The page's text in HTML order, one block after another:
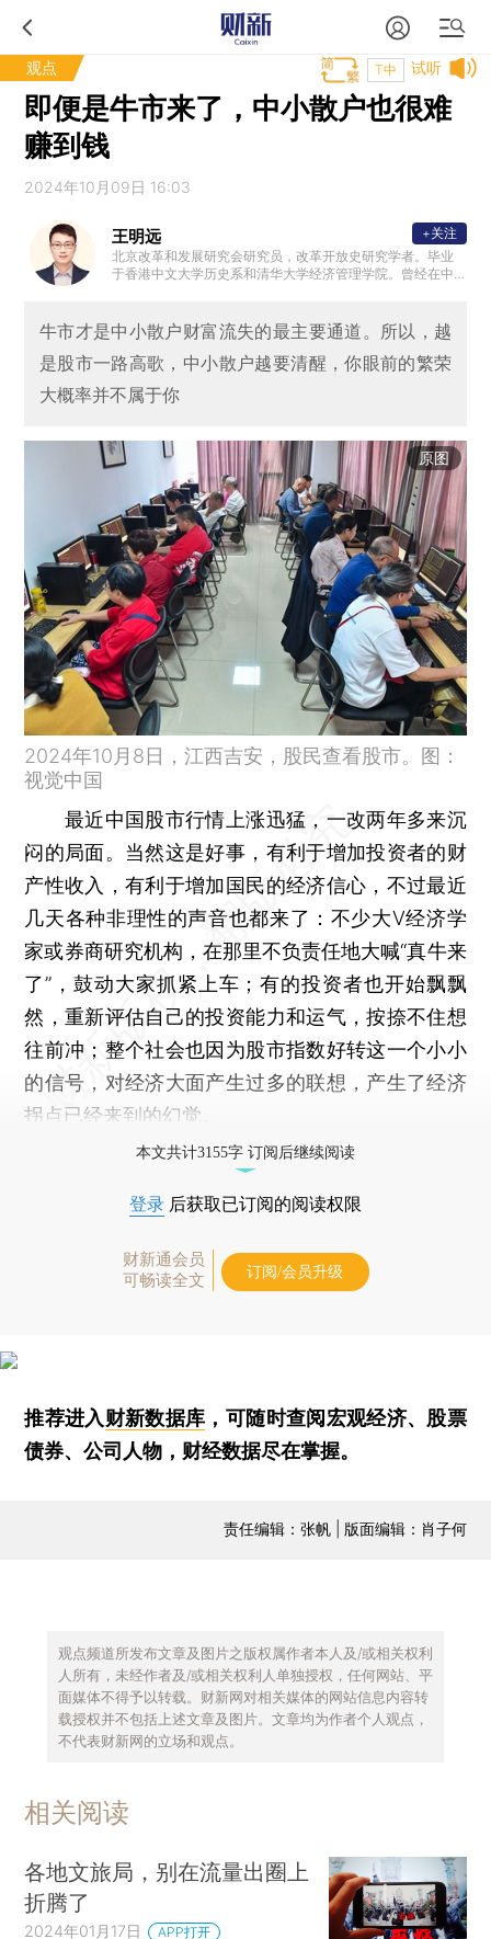
观点 试听
T中
即便是牛市来了，中小散户也很难
赚到钱
2024年10月09日 16:03
王明远
北京改革和发展研究会研究员，改革开放史研究学者。毕业
于香港中文大学历史系和清华大学经济管理学院。曾经在中
+关注
牛市才是中小散户财富流失的最主要通道。所以，越
是股市一路高歌，中小散户越要清醒，你眼前的繁荣
大概率并不属于你
原图
2024年10月8日，江西吉安，股民查看股市。图：
视觉中国
最近中国股市行情上涨迅猛，一改两年多来沉
闷的局面。当然这是好事，有利于增加投资者的财
产性收入，有利于增加国民的经济信心，不过最近
几天各种非理性的声音也都来了：不少大V经济学
家或券商研究机构，在那里不负责任地大喊“真牛来
了”，鼓动大家抓紧上车；有的投资者也开始飘飘
然，重新评估自己的投资能力和运气，按捺不住想
往前冲；整个社会也因为股市指数好转这一个小小
的信号，对经济大面产生过多的联想，产生了经济
拐点已经来到的幻觉。
本文共计3155字 订阅后继续阅读
登录 后获取已订阅的阅读权限
财新通会员
可畅读全文
订阅/会员升级
推荐进入财新数据库 ，可随时查阅宏观经济、股票
债券、公司人物，财经数据尽在掌握。
责任编辑：张帆 | 版面编辑：肖子何
观点频道所发布文章及图片之版权属作者本人及/或相关权利
人所有，未经作者及/或相关权利人单独授权，任何网站、平
面媒体不得予以转载。财新网对相关媒体的网站信息内容转
载授权并不包括上述文章及图片。文章均为作者个人观点，
不代表财新网的立场和观点。
相关阅读
各地文旅局，别在流量出圈上
折腾了
2024年01月17日 APP打开